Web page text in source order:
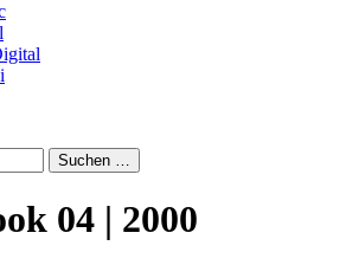
04 | 2000